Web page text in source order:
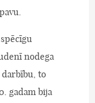
nodega
to
gadam bija